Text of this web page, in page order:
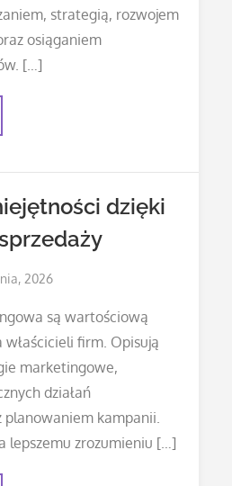
strategią, rozwojem
osiąganiem
[…]
dzięki
2026
są wartościową
firm. Opisują
marketingowe,
działań
kampanii.
lepszemu zrozumieniu […]